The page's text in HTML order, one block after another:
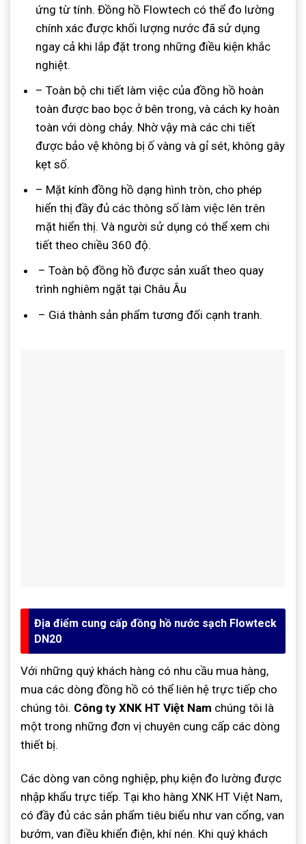
ứng từ tính. Đồng hồ Flowtech có thể đo lường
chính xác được khối lượng nước đã sử dụng
ngay cả khi lắp đặt trong những điều kiện khắc
nghiệt.
– Toàn bộ chi tiết làm việc của đồng hồ hoàn
toàn được bao bọc ở bên trong, và cách ky hoàn
toàn với dòng chảy. Nhờ vậy mà các chi tiết
được bảo vệ không bị ố vàng và gỉ sét, không gây
kẹt số.
– Mặt kính đồng hồ dạng hình tròn, cho phép
hiển thị đầy đủ các thông số làm việc lên trên
mặt hiển thị. Và người sử dụng có thể xem chi
tiết theo chiều 360 độ.
– Toàn bộ đồng hồ được sản xuất theo quay
trình nghiêm ngặt tại Châu Âu
– Giá thành sản phẩm tương đối cạnh tranh.
Địa điểm cung cấp đồng hồ nước sạch Flowteck
DN20
Với những quý khách hàng có nhu cầu mua hàng,
mua các dòng đồng hồ có thể liên hệ trực tiếp cho
chúng tôi. Công ty XNK HT Việt Nam chúng tôi là
một trong những đơn vị chuyên cung cấp các dòng
thiết bị.
Các dòng van công nghiệp, phụ kiện đo lường được
nhập khẩu trực tiếp. Tại kho hàng XNK HT Việt Nam,
có đầy đủ các sản phẩm tiêu biểu như van cổng, van
bướm, van điều khiển điện, khí nén. Khi quý khách